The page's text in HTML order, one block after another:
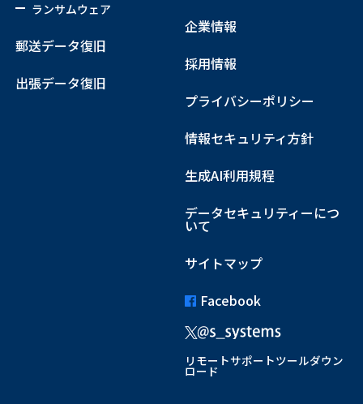
ランサムウェア
郵送データ復旧
出張データ復旧
企業情報
採用情報
プライバシーポリシー
情報セキュリティ方針
生成AI利用規程
データセキュリティーにつ
いて
サイトマップ
Facebook
リモートサポートツールダウン
ロード